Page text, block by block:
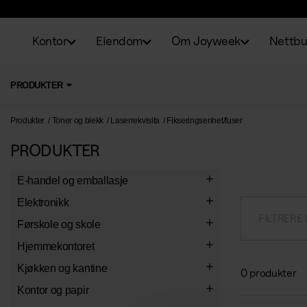
Kontor Eiendom Om Joyweek
PRODUKTER
Produkter Toner og blekk Laserrekvisita Fikseringsenhet/fuser
PRODUKTER
E-handel og emballasje
Emballasje
E-handelsemballasje
Vakumpose
Lynlåsposer
Emballasjetape
Etiketter
Bokstav- og talletiketter
Dekoretiketter
Standardetiketter
Konvolutter
Spesialkonvolutter
Konvolutter
Elektronikk
Belysning
Kontorlamper
Lysrør
Lyspærer
Kontormaskiner
Makuleringsmaskiner
Skjæremaskiner
Elektrisk tilbehør
Grenkontakter
Førskole og skole
Skolemateriell
Arbeidsbøker
Skrivebøker
Formningsprodukter
Maling og maletilbehør
Verkstedsmateriell
Hjemmekontoret
Arbeidstoler
Ergonomi
Kjøkken og kantine
Pauseløsninger
Kontor og papir
0 produkter